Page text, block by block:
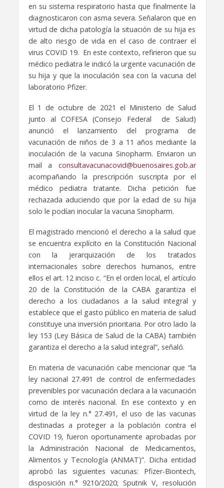
en su sistema respiratorio hasta que finalmente la
diagnosticaron con asma severa. Señalaron que en
virtud de dicha patología la situación de su hija es
de alto riesgo de vida en el caso de contraer el
virus COVID 19. En este contexto, refirieron que su
médico pediatra le indicó la urgente vacunación de
su hija y que la inoculación sea con la vacuna del
laboratorio Pfizer.
El 1 de octubre de 2021 el Ministerio de Salud
junto al COFESA (Consejo Federal de Salud)
anunció el lanzamiento del programa de
vacunación de niños de 3 a 11 años mediante la
inoculación de la vacuna Sinopharm. Enviaron un
mail a consultavacunacovid@buenosaires.gob.ar
acompañando la prescripción suscripta por el
médico pediatra tratante. Dicha petición fue
rechazada aduciendo que por la edad de su hija
solo le podían inocular la vacuna Sinopharm.
El magistrado mencionó el derecho a la salud que
se encuentra explícito en la Constitución Nacional
con la jerarquización de los tratados
internacionales sobre derechos humanos, entre
ellos el art. 12 inciso c. “En el orden local, el artículo
20 de la Constitución de la CABA garantiza el
derecho a los ciudadanos a la salud integral y
establece que el gasto público en materia de salud
constituye una inversión prioritaria. Por otro lado la
ley 153 (Ley Básica de Salud de la CABA) también
garantiza el derecho a la salud integral”, señaló.
En materia de vacunación cabe mencionar que “la
ley nacional 27.491 de control de enfermedades
prevenibles por vacunación declara a la vacunación
como de interés nacional. En ese contexto y en
virtud de la ley n.° 27.491, el uso de las vacunas
destinadas a proteger a la población contra el
COVID 19, fueron oportunamente aprobadas por
la Administración Nacional de Medicamentos,
Alimentos y Tecnología (ANMAT)”. Dicha entidad
aprobó las siguientes vacunas: Pfizer-Biontech,
disposición n.° 9210/2020; Sputnik V, resolución